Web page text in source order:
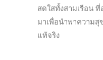
สดใสทั้งสามเรือน
มาเพื่อนำพาความสุ
แท้จริง